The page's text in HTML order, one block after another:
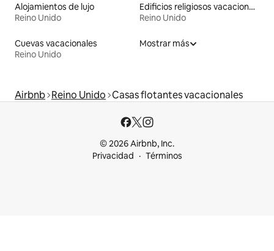
Alojamientos de lujo
Reino Unido
Edificios religiosos vacacionales
Reino Unido
Cuevas vacacionales
Reino Unido
Mostrar más
Airbnb Reino Unido Casas flotantes vacacionales
© 2026 Airbnb, Inc.
Privacidad
Términos